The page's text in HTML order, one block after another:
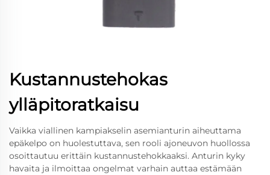
Kustannustehokas
ylläpitoratkaisu
Vaikka viallinen kampiakselin asemianturin aiheuttama
epäkelpo on huolestuttava, sen rooli ajoneuvon huollossa
osoittautuu erittäin kustannustehokkaaksi. Anturin kyky
havaita ja ilmoittaa ongelmat varhain auttaa estämään